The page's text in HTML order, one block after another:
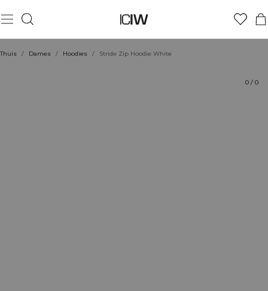
Thuis / Dames / Hoodies / Stride Zip Hoodie White
0 / 0